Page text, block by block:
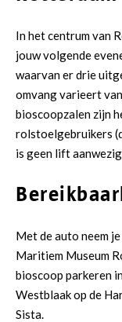
In het centrum van
jouw volgende
waarvan er drie
omvang varieert
bioscoopzalen zijn
rolstoelgebruikers
is geen lift
Met de auto neem
Maritiem Museum
bioscoop parkeren
Westblaak op de
Sista.